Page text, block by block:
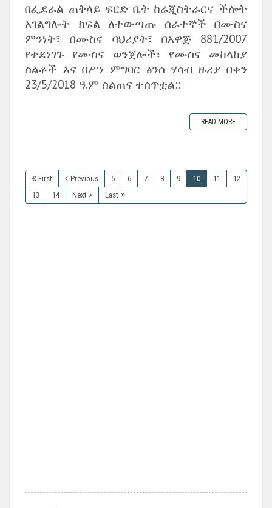
በፌደራል ጠቅላይ ፍርድ ቤት ከሬጂስትራርና ችሎት
አገልግሎት ክፍል ለተውጣጡ ሰራተኞች በሙስና
ምንነት፣ በሙስና ባህሪያት፣ በአዋጅ 881/2007
የተደነገጉ የሙስና ወንጀሎች፣ የሙስና መከላከያ
ስልቶች እና በሥነ ምግባር ፅንሰ ሃሳብ ዙሪያ በቀን
23/5/2018 ዓ.ም ስልጠና ተሰጥቷል::
READ MORE
First Previous 5 6 7 8 9 10 11
12
13
14 Next Last